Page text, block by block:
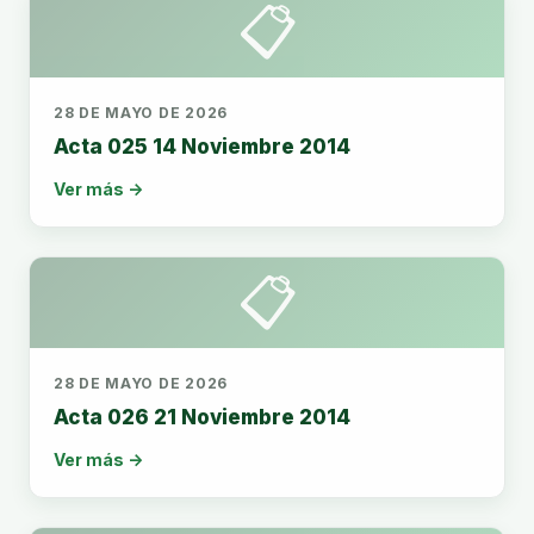
📋
28 DE MAYO DE 2026
Acta 025 14 Noviembre 2014
Ver más →
📋
28 DE MAYO DE 2026
Acta 026 21 Noviembre 2014
Ver más →